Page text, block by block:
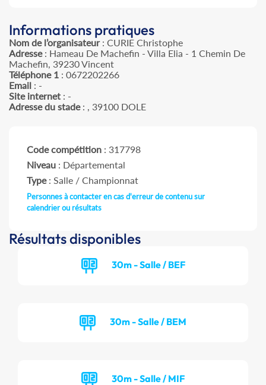
Informations pratiques
Nom de l’organisateur: CURIE Christophe
Adresse: Hameau De Machefin - Villa Elia - 1 Chemin De
Machefin, 39230 Vincent
Téléphone 1 : 0672202266
Email : -
Site internet : -
Adresse du stade: , 39100 DOLE
Code compétition : 317798
Niveau : Départemental
Type: Salle / Championnat
Personnes à contacter en cas d'erreur de contenu sur
calendrier ou résultats
Résultats disponibles
30m - Salle / BEF
30m - Salle / BEM
30m - Salle / MIF